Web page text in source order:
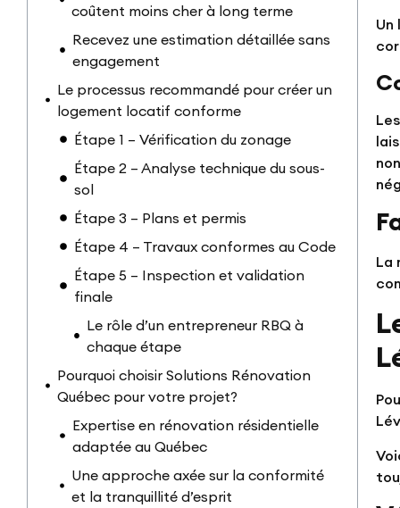
coûtent moins cher à long terme
Recevez une estimation détaillée sans
engagement
Le processus recommandé pour créer un
logement locatif conforme
Étape 1 – Vérification du zonage
Étape 2 – Analyse technique du sous-
sol
Étape 3 – Plans et permis
Étape 4 – Travaux conformes au Code
Étape 5 – Inspection et validation
finale
Le rôle d’un entrepreneur RBQ à
chaque étape
Pourquoi choisir Solutions Rénovation
Québec pour votre projet?
Expertise en rénovation résidentielle
adaptée au Québec
Une approche axée sur la conformité
et la tranquillité d’esprit
Un
La